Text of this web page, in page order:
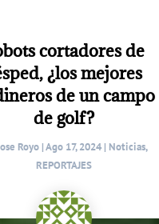
cortadores de
¿los mejores
de un campo
de golf?
Royo |Ago 17, 2024 | Noticias,
REPORTAJES